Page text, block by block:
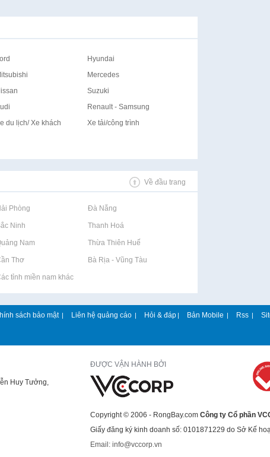
Hyundai
Mercedes
Suzuki
Renault - Samsung
du lịch/ Xe khách
Xe tải/công trình
Về đầu trang
Phòng Rao vặt tại Đà Nẵng
Ninh Rao vặt tại Thanh Hoá
Nam Rao vặt tại Thừa Thiên Huế
Thơ Rao vặt tại Bà Rịa - Vũng Tàu
tỉnh miền nam khác
sách bảo mật | Liên hệ quảng cáo | Hỏi & đáp | Bản Mobile | Rss |
Huy Tưởng,
ĐƯỢC VẬN HÀNH BỞI
Copyright © 2006 - RongBay.com Công ty Cổ phần
Giấy đăng ký kinh doanh số: 0101871229 do Sở Kế
Email: info@vccorp.vn